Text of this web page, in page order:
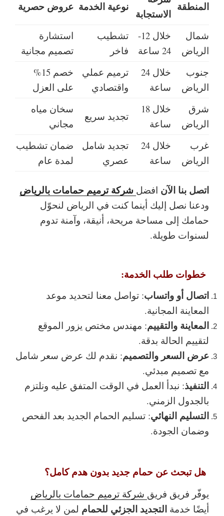
المنطقة
الاستجابة
نوعية الخدمة عروض حصرية
شمال
الرياض
خلال 12-
24 ساعة
تشطيب
فاخر
استشارة
تصميم مجانية
جنوب
الرياض
خلال 24
ساعة
ترميم عملي
واقتصادي
خصم 15%
على العزل
شرق
الرياض
خلال 18
ساعة
تجديد سريع
سخان مياه
مجاني
غرب
الرياض
خلال 24
ساعة
تجديد شامل
عصري
ضمان تشطيب
لمدة عام
اتصل بنا الآن افضل شركة ترميم حمامات بالرياض
ودعنا نصل إليك أينما كنت في الرياض لنحوّل
حمامك إلى مساحة مريحة، أنيقة، وآمنة تدوم
لسنوات طويلة.
خطوات طلب الخدمة:
اتصال أو واتساب: تواصل معنا لتحديد موعد
المعاينة المجانية.
المعاينة والتقييم: مهندس مختص يزور الموقع
لتقييم الحالة بدقة.
عرض السعر والتصميم: نقدم لك عرض سعر شامل
مع تصميم مبدئي.
التنفيذ: نبدأ العمل في الوقت المتفق عليه ونلتزم
بالجدول الزمني.
التسليم النهائي: تسليم الحمام الجديد بعد الفحص
وضمان الجودة.
هل تبحث عن حمام جديد بدون هدم كامل؟
يوفّر فريق فريق شركة ترميم حمامات بالرياض
أيضًا خدمة التجديد الجزئي للحمام لمن لا يرغب في